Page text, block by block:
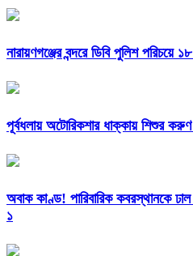
নারায়ণগঞ্জের বন্দরে ডিবি পুলিশ পরিচয়ে
পূর্বধলায় অটোরিকশার ধাক্কায় শিশুর
অবাক কাণ্ড! পারিবারিক কবরস্থানকে
১